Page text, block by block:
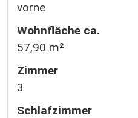
vorne
Wohnfläche ca.
57,90 m²
Zimmer
3
Schlafzimmer